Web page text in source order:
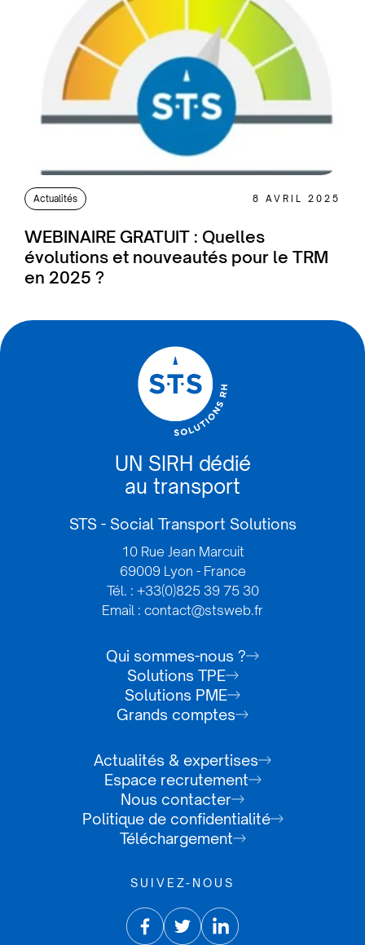
Actualités 8 AVRIL 2025
WEBINAIRE GRATUIT : Quelles
évolutions et nouveautés pour le TRM
en 2025 ?
UN SIRH dédié
au transport
STS - Social Transport Solutions
10 Rue Jean Marcuit
69009 Lyon - France
Tél. : +33(0)825 39 75 30
Email : contact@stsweb.fr
Qui sommes-nous ?
Solutions TPE
Solutions PME
Grands comptes
Actualités & expertises
Espace recrutement
Nous contacter
Politique de confidentialité
Téléchargement
SUIVEZ-NOUS